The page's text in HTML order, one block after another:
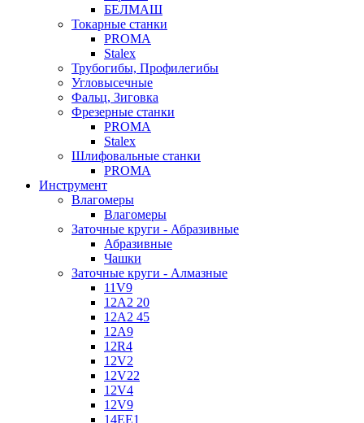
БЕЛМАШ
Токарные станки
PROMA
Stalex
Трубогибы, Профилегибы
Угловысечные
Фальц, Зиговка
Фрезерные станки
PROMA
Stalex
Шлифовальные станки
PROMA
Инструмент
Влагомеры
Влагомеры
Заточные круги - Абразивные
Абразивные
Чашки
Заточные круги - Алмазные
11V9
12A2 20
12A2 45
12A9
12R4
12V2
12V22
12V4
12V9
14EE1